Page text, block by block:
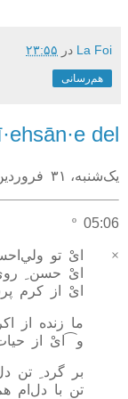
La Foi در ۲۳:۵۵
هم‌رسانی
del
يک‌شنبه، ۳۱ فروردين ۱۳۸۲ (April 20, 2003)
º 05:06
× ایْ تو
ایْ حسن
ایْ از کرم
ما زنده از
و⁀ایْ از
بر گرد
تن
تن با دل‌ام